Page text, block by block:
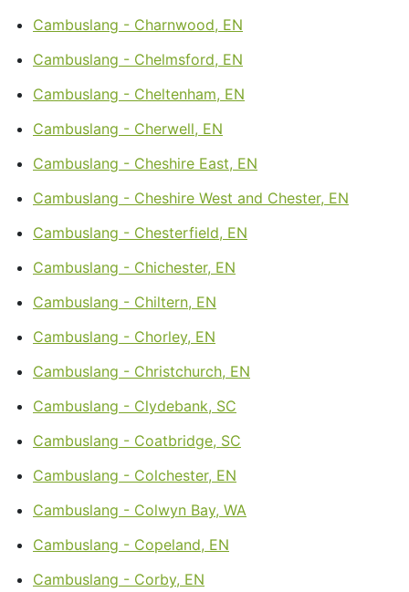
Cambuslang - Charnwood, EN
Cambuslang - Chelmsford, EN
Cambuslang - Cheltenham, EN
Cambuslang - Cherwell, EN
Cambuslang - Cheshire East, EN
Cambuslang - Cheshire West and Chester, EN
Cambuslang - Chesterfield, EN
Cambuslang - Chichester, EN
Cambuslang - Chiltern, EN
Cambuslang - Chorley, EN
Cambuslang - Christchurch, EN
Cambuslang - Clydebank, SC
Cambuslang - Coatbridge, SC
Cambuslang - Colchester, EN
Cambuslang - Colwyn Bay, WA
Cambuslang - Copeland, EN
Cambuslang - Corby, EN